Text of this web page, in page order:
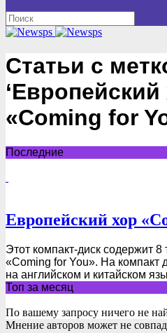
Статьи с
‘Европейский
«Coming for
Последние
Европейский хор
Этот компакт-диск содержит
«Coming for You». На компакт
на английском и китайском
Топ за месяц
По вашему запросу ничего не
Мнение авторов может не